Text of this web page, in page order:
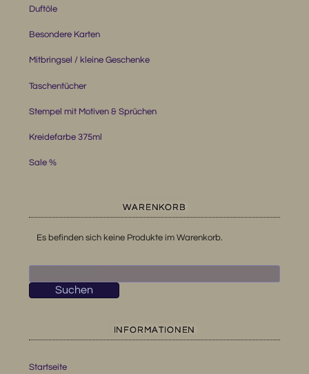
Duftöle
Besondere Karten
Mitbringsel / kleine Geschenke
Taschentücher
Stempel mit Motiven & Sprüchen
Kreidefarbe 375ml
Sale %
WARENKORB
Es befinden sich keine Produkte im Warenkorb.
nach: Suchen
INFORMATIONEN
Startseite